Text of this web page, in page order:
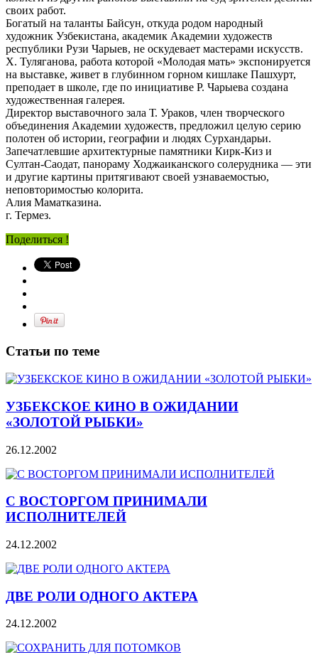
своих работ.
Богатый на таланты Байсун, откуда родом народный
художник Узбекистана, академик Академии художеств
республики Рузи Чарыев, не оскудевает мастерами искусств.
Х. Туляганова, работа которой «Молодая мать» экспонируется
на выставке, живет в глубинном горном кишлаке Пашхурт,
преподает в школе, где по инициативе Р. Чарыева создана
художественная галерея.
Директор выставочного зала Т. Ураков, член творческого
объединения Академии художеств, предложил целую серию
полотен об истории, географии и людях Сурхандарьи.
Запечатлевшие архитектурные памятники Кирк-Киз и
Султан-Саодат, панораму Ходжаиканского солерудника — эти
и другие картины притягивают своей узнаваемостью,
неповторимостью колорита.
Алия Маматказина.
г. Термез.
Поделиться !
Статьи по теме
УЗБЕКСКОЕ КИНО В ОЖИДАНИИ
«ЗОЛОТОЙ РЫБКИ»
26.12.2002
С ВОСТОРГОМ ПРИНИМАЛИ
ИСПОЛНИТЕЛЕЙ
24.12.2002
ДВЕ РОЛИ ОДНОГО АКТЕРА
24.12.2002